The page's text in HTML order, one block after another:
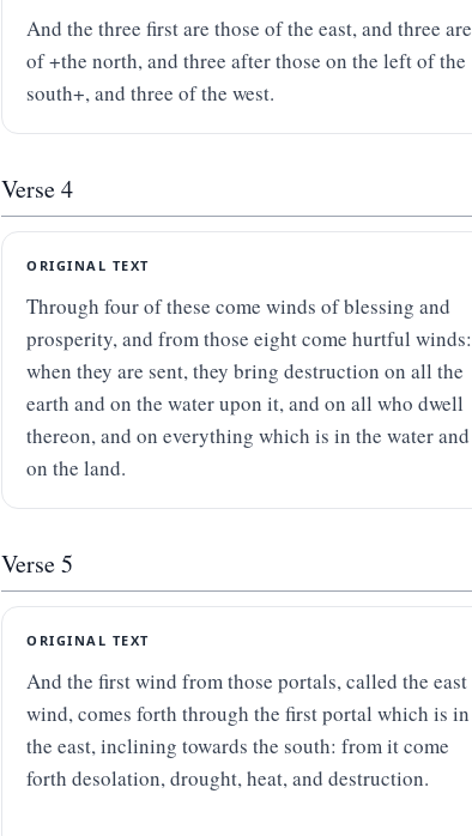
And the three first are those of the east, and three are
of +the north, and three after those on the left of the
south+, and three of the west.
Verse4
ORIGINAL TEXT
Through four of these come winds of blessing and
prosperity, and from those eight come hurtful winds:
when they are sent, they bring destruction on all the
earth and on the water upon it, and on all who dwell
thereon, and on everything which is in the water and
on the land.
Verse5
ORIGINAL TEXT
And the first wind from those portals, called the east
wind, comes forth through the first portal which is in
the east, inclining towards the south: from it come
forth desolation, drought, heat, and destruction.